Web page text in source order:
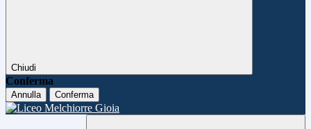
Chiudi
Conferma
Annulla Conferma